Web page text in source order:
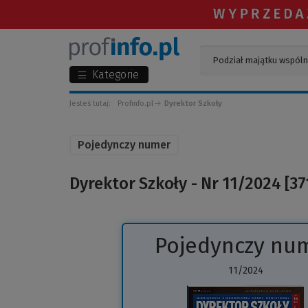
Kategorie
Jesteś tutaj: Profinfo.pl Dyrektor Szkoły
Pojedynczy numer
Dyrektor Szkoły - Nr 11/2024
Pojedynczy
11/2024